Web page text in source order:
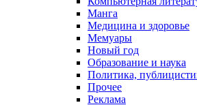
Манга
Медицина и здоровье
Мемуары
Новый год
Образование и наука
Политика,
Прочее
Реклама